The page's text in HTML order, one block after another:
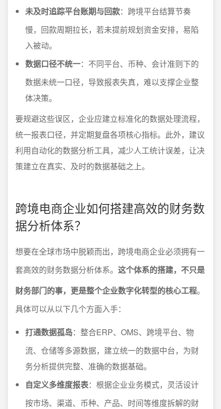
未及时追踪平台账期与回款：跨境平台结算节奏
慢，回款周期拉长，若未提前规划资金安排，易陷
入被动。
数据口径不统一：不同平台、币种、会计准则下的
数据未统一口径，导致报表失真，难以支撑企业整
体决策。
要规避这些误区，企业应建立标准化的数据处理流程，
统一报表口径，并定期复盘各项核心指标。此外，建议
利用自动化的数据分析工具，减少人工统计误差，让决
策建立在真实、及时的数据基础之上。
跨境电商企业如何搭建高效的财务数
据分析体系？
想要在全球市场中脱颖而出，跨境电商企业必须拥有一
套高效的财务数据分析体系。 这个体系的搭建，不只是
财务部门的事，更是整个企业数字化转型的核心工程。
具体可以从以下几个方面入手：
打通数据孤岛：整合ERP、OMS、跨境平台、物
流、仓储等多源数据，建立统一的数据中台，为财
务分析提供完整、准确的数据基础。
自定义多维度报表：根据企业业务模式，灵活设计
按市场、渠道、币种、产品、时间等维度拆解的财